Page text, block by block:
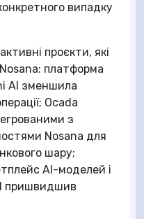
випадку
проєкти, які
платформа
AI зменшила
Ocada
з
Nosana для
шару;
AI-моделей і
пришвидшив